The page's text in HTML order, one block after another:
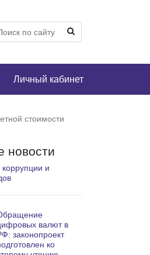
Личный кабинет
стоимости
новости
и
валют в
законопроект
ко